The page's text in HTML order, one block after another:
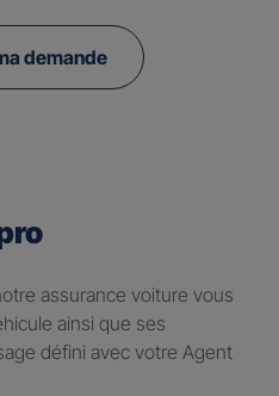
demande
assurance voiture vous
ainsi que ses
défini avec votre Agent